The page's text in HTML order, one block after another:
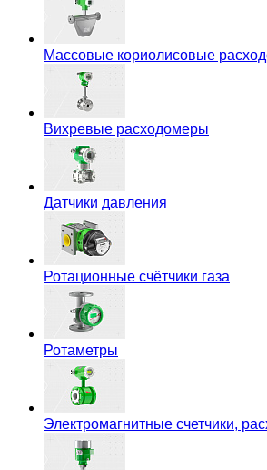
Массовые кориолисовые
Вихревые расходомеры
Датчики давления
Ротационные счётчики газа
Ротаметры
Электромагнитные счетчики,